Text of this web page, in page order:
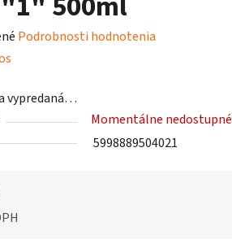
Podrobnosti hodnotenia
vypredaná…
Momentálne nedostupné
5998889504021